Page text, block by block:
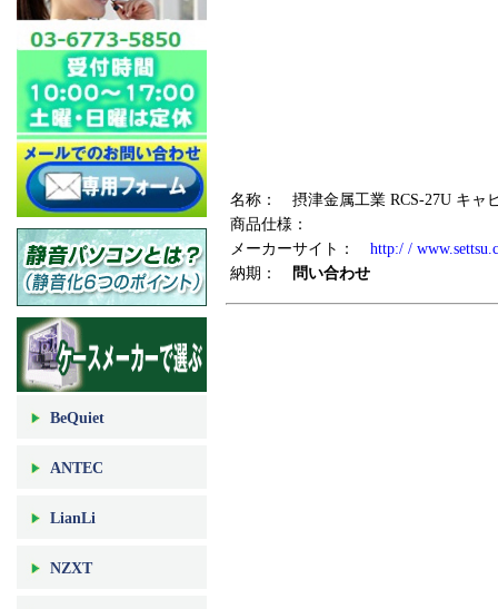
BeQuiet
ANTEC
LianLi
NZXT
名称： 摂津金属工業 RCS-27U キャ
商品仕様：
メーカーサイト： http:/ /
納期：
問い合わせ